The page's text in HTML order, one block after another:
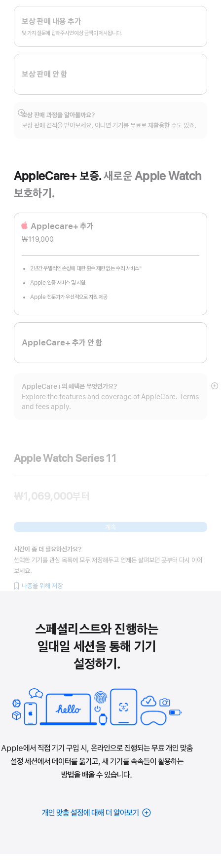
Apple
Trade
In.
보상 판매 내용 추가
몇 가지 질문에 답해주시면 예상 금액이 제시됩니다.
보상 판매 안 함
보상 판매 과정을 알아볼까요?
보상 판매 견적을 받아보세요. 아니면 기기를 무료로 재활용할 수도 있죠.
자세히
보기
AppleCare+ 보증.새로운 Apple Watch
보호하기.
Applecare+ 추가
₩119,000
2년간 우발적인 손상에 대한 횟수 제한 없는 수리 서비스※
Apple 인증 서비스 및 지원
Apple 전문가가 우선적으로 지원 제공
AppleCare+ 추가 안 함
AppleCare+의 혜택은 무엇인가요?
Explore the features and coverage of AppleCare. Terms
and fees apply.
자
Apple Watch Series 11
₩1,069,000부터
계속
시간이 좀 더 필요하신가요?
선택한 기기를 관심 목록에 모두 저장해두고 언제든 살펴보던 곳부터 다시 이어
보세요.
나중을 위해 저장
스페셜리스트와 진행하는
일대일 세션을 통해 기기
설정하기.
Apple에서 직접 기기 구입 시, 온라인으로 진행되는 무료 개인 맞춤
설정 세션에서 데이터를 옮기고, 새 기기를 속속들이 활용하는
방법을 배울 수 있습니다.
개인 맞춤 설정에 대해 더 알아보기